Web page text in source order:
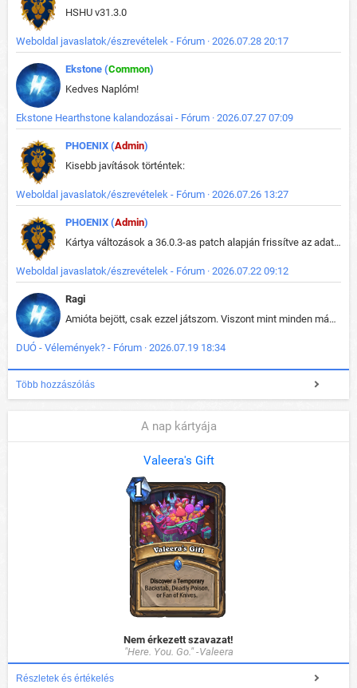
HSHU v31.3.0
Weboldal javaslatok/észrevételek - Fórum · 2026.07.28 20:17
Ekstone (Common)
Kedves Naplóm!
Ekstone Hearthstone kalandozásai - Fórum · 2026.07.27 07:09
PHOENIX (Admin)
Kisebb javítások történtek:
Weboldal javaslatok/észrevételek - Fórum · 2026.07.26 13:27
PHOENIX (Admin)
Kártya változások a 36.0.3-as patch alapján frissítve az adatbázisban (képek is cserélve).
Weboldal javaslatok/észrevételek - Fórum · 2026.07.22 09:12
Ragi
Amióta bejött, csak ezzel játszom. Viszont mint minden más - akár az alapjáték is, ez is baromira összetett lett. Néha már pár kör után is esélytelen az egész. Vagy irreállisan túltápol valaki, vagy lelép a partner, vagy csak hülye mint a segg. És amikor eljönne az én időm, na akkor jön el mindenki másé is. Engem jobban érdekelne, hogy ki milyen ratingen szokott játszani. Na ez lenne egy érdekes adat.
DUÓ - Vélemények? - Fórum · 2026.07.19 18:34
Több hozzászólás
A nap kártyája
Valeera's Gift
Nem érkezett szavazat!
"Here. You. Go." -Valeera
Részletek és értékelés